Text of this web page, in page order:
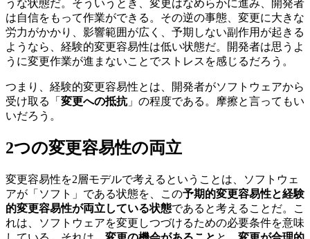
うな状態だ。そういうとき、変更はなめらかに進み、開発者
は自信をもって作業ができる。その逆の事態、変更に大きな
労力がかかり、影響範囲が広く、予期しない副作用が起きる
ようなら、経験的変更容易性は低い状態だ。開発者は思うよ
うに変更作業が進まないことでストレスを感じるだろう。
つまり、経験的変更容易性とは、開発者がソフトウェアから
受け取る「 変更への抵抗」の程度である。摩擦と言ってもい
いだろう。
2つの変更容易性の両立
変更容易性を2層モデルで考えるということは、ソフトウェ
アが「ソフト」である状態を、この予期的変更容易性と経験
的変更容易性が両立している状態であると考えることだ。こ
れは、ソフトウェアを変更しつづけるための必要条件を意味